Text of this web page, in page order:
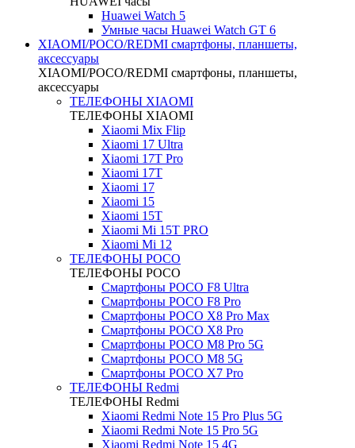
Huawei Watch 5
Умные часы Huawei Watch GT 6
XIAOMI/POCO/REDMI cмартфоны, планшеты,
аксессуары
XIAOMI/POCO/REDMI cмартфоны, планшеты,
аксессуары
ТЕЛЕФОНЫ XIAOMI
ТЕЛЕФОНЫ XIAOMI
Xiaomi Mix Flip
Xiaomi 17 Ultra
Xiaomi 17T Pro
Xiaomi 17T
Xiaomi 17
Xiaomi 15
Xiaomi 15T
Xiaomi Mi 15T PRO
Xiaomi Mi 12
ТЕЛЕФОНЫ POCO
ТЕЛЕФОНЫ POCO
Смартфоны POCO F8 Ultra
Смартфоны POCO F8 Pro
Смартфоны POCO X8 Pro Max
Смартфоны POCO X8 Pro
Смартфоны POCO M8 Pro 5G
Смартфоны POCO M8 5G
Смартфоны POCO X7 Pro
ТЕЛЕФОНЫ Redmi
ТЕЛЕФОНЫ Redmi
Xiaomi Redmi Note 15 Pro Plus 5G
Xiaomi Redmi Note 15 Pro 5G
Xiaomi Redmi Note 15 4G